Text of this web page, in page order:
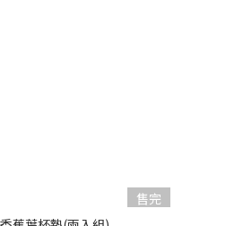
售完